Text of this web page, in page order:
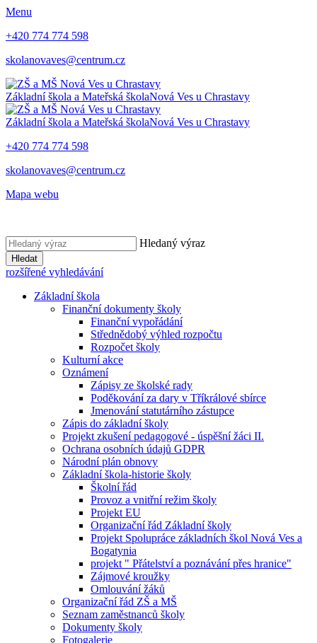
Menu
+420 774 774 598
skolanovaves@centrum.cz
Základní škola a Mateřská školaNová Ves u Chrastavy
Základní škola a Mateřská školaNová Ves u Chrastavy
+420 774 774 598
skolanovaves@centrum.cz
Mapa webu
Hledaný výraz
Hledat
rozšířené vyhledávání
Základní škola
Finanční dokumenty školy
Finanční vypořádání
Střednědobý výhled rozpočtu
Rozpočet školy
Kulturní akce
Oznámení
Zápisy ze školské rady
Poděkování za dary v Tříkrálové sbírce
Jmenování statutárního zástupce
Zápis do základní školy
Projekt zkušení pedagogové - úspěšní žáci II.
Ochrana osobních údajů GDPR
Národní plán obnovy
Základní škola-historie školy
Školní řád
Provoz a vnitřní režim školy
Projekt EU
Organizační řád Základní školy
Projekt Spolupráce základních škol Nová Ves a
Bogatynia
projekt " Přátelství a poznávání přes hranice"
Zájmové kroužky
Omlouvání žáků
Organizační řád ZŠ a MŠ
Seznam zaměstnanců školy
Dokumenty školy
Fotogalerie